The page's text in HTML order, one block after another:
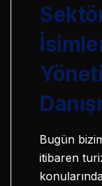
Bugün
itibaren